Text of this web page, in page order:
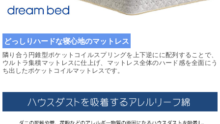
どっしりハードな寝心地のマットレス
隣り合う円錐型ポケットコイルスプリングを上下逆にに配列することで、
ウルトラ集積マットレスに仕上げ、マットレス全体のハード感を全面にう
ち出したポケットコイルマットレスです。